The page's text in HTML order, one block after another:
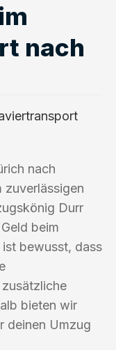
nach
nach
zuverlässigen
Durr
beim
bewusst, dass
bieten wir
deinen Umzug